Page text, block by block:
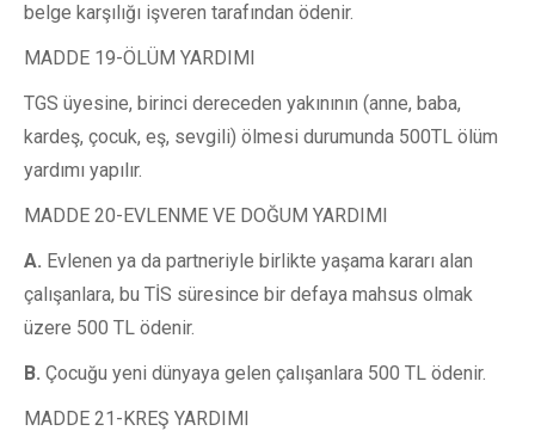
belge karşılığı işveren tarafından ödenir.
MADDE 19-ÖLÜM YARDIMI
TGS üyesine, birinci dereceden yakınının (anne, baba,
kardeş, çocuk, eş, sevgili) ölmesi durumunda 500TL ölüm
yardımı yapılır.
MADDE 20-EVLENME VE DOĞUM YARDIMI
A. Evlenen ya da partneriyle birlikte yaşama kararı alan
çalışanlara, bu TİS süresince bir defaya mahsus olmak
üzere 500 TL ödenir.
B. Çocuğu yeni dünyaya gelen çalışanlara 500 TL ödenir.
MADDE 21-KREŞ YARDIMI